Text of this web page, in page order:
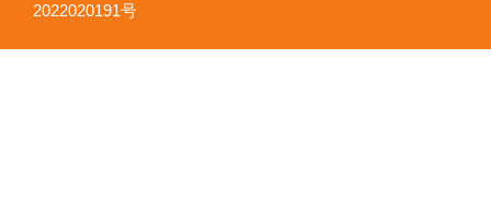
2022020191号